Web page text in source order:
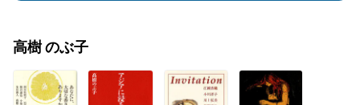
高樹 のぶ子